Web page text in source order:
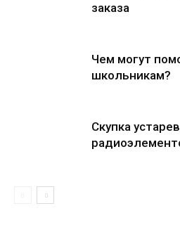
заказа
Чем могут
школьникам?
Скупка